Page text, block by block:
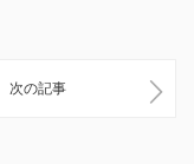
次の記事